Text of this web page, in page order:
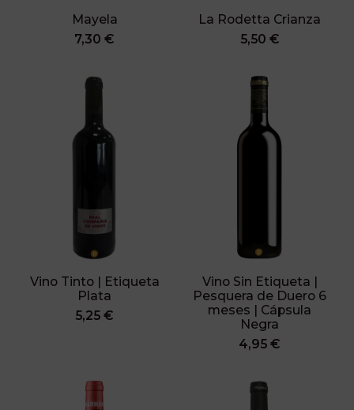
Mayela
7,30 €
La Rodetta Crianza
5,50 €
Vino Tinto | Etiqueta
Plata
5,25 €
Vino Sin Etiqueta |
Pesquera de Duero 6
meses | Cápsula
Negra
4,95 €